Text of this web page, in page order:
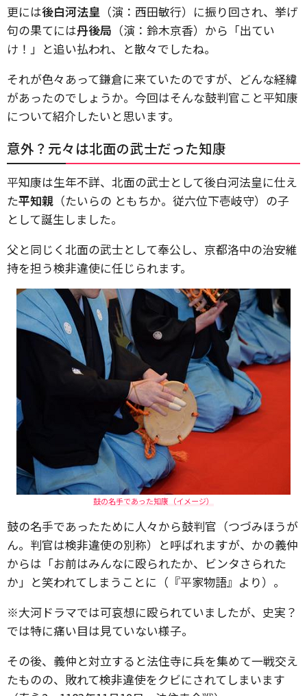
更には後白河法皇 （演：西田敏行）に振り回され、挙げ
句の果てには丹後局 （演：鈴木京香）から「出てい
け！」と追い払われ、と散々でしたね。
それが色々あって鎌倉に来ていたのですが、どんな経緯
があったのでしょうか。今回はそんな鼓判官こと平知康
について紹介したいと思います。
意外？元々は北面の武士だった知康
平知康は生年不詳、北面の武士として後白河法皇に仕え
た平知親 （たいらの ともちか。従六位下壱岐守）の子
として誕生しました。
父と同じく北面の武士として奉公し、京都洛中の治安維
持を担う検非違使に任じられます。
鼓の名手であった知康（イメージ）
鼓の名手であったために人々から鼓判官（つづみほうが
ん。判官は検非違使の別称）と呼ばれますが、かの義仲
からは「お前はみんなに殴られたか、ビンタさられた
か」と笑われてしまうことに（『平家物語』より）。
※大河ドラマでは可哀想に殴られていましたが、史実？
では特に痛い目は見ていない様子。
その後、義仲と対立すると法住寺に兵を集めて一戦交え
たものの、敗れて検非違使をクビにされてしまいます